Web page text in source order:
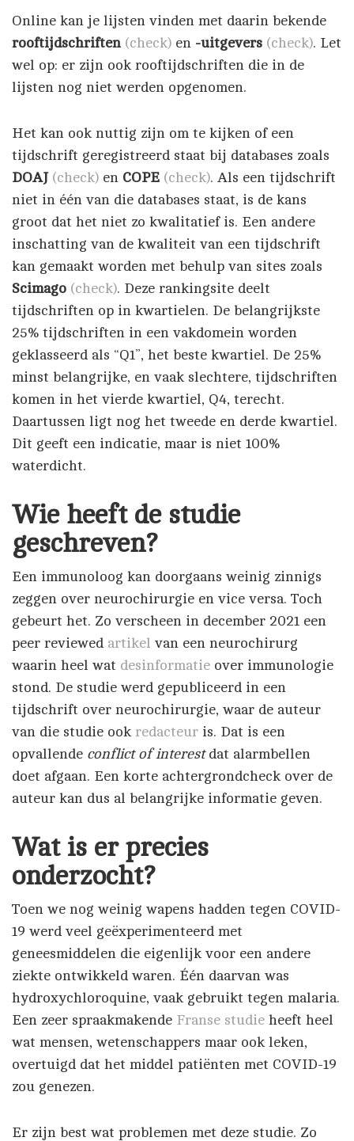
Online kan je lijsten vinden met daarin bekende
rooftijdschriften (check) en -uitgevers (check). Let
wel op: er zijn ook rooftijdschriften die in de
lijsten nog niet werden opgenomen.
Het kan ook nuttig zijn om te kijken of een
tijdschrift geregistreerd staat bij databases zoals
DOAJ (check) en COPE (check). Als een tijdschrift
niet in één van die databases staat, is de kans
groot dat het niet zo kwalitatief is. Een andere
inschatting van de kwaliteit van een tijdschrift
kan gemaakt worden met behulp van sites zoals
Scimago (check). Deze rankingsite deelt
tijdschriften op in kwartielen. De belangrijkste
25% tijdschriften in een vakdomein worden
geklasseerd als “Q1”, het beste kwartiel. De 25%
minst belangrijke, en vaak slechtere, tijdschriften
komen in het vierde kwartiel, Q4, terecht.
Daartussen ligt nog het tweede en derde kwartiel.
Dit geeft een indicatie, maar is niet 100%
waterdicht.
Wie heeft de studie
geschreven?
Een immunoloog kan doorgaans weinig zinnigs
zeggen over neurochirurgie en vice versa. Toch
gebeurt het. Zo verscheen in december 2021 een
peer reviewed artikel van een neurochirurg
waarin heel wat desinformatie over immunologie
stond. De studie werd gepubliceerd in een
tijdschrift over neurochirurgie, waar de auteur
van die studie ook redacteur is. Dat is een
opvallende conflict of interest dat alarmbellen
doet afgaan. Een korte achtergrondcheck over de
auteur kan dus al belangrijke informatie geven.
Wat is er precies
onderzocht?
Toen we nog weinig wapens hadden tegen COVID-
19 werd veel geëxperimenteerd met
geneesmiddelen die eigenlijk voor een andere
ziekte ontwikkeld waren. Één daarvan was
hydroxychloroquine, vaak gebruikt tegen malaria.
Een zeer spraakmakende Franse studie heeft heel
wat mensen, wetenschappers maar ook leken,
overtuigd dat het middel patiënten met COVID-19
zou genezen.
Er zijn best wat problemen met deze studie. Zo